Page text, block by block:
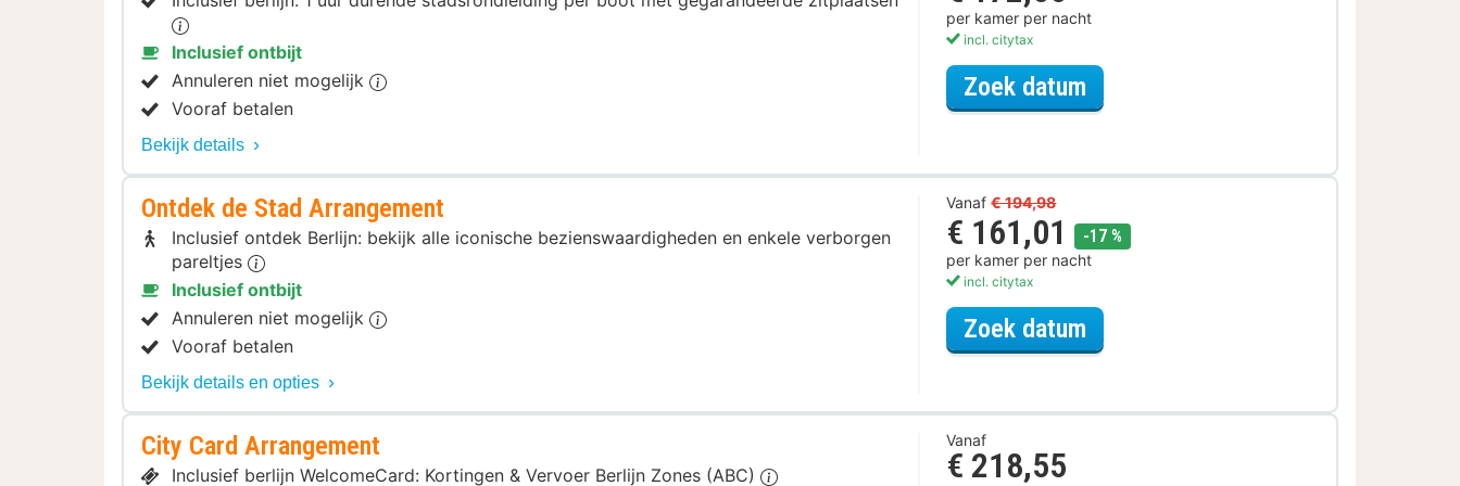
Inclusief ontbijt
Annuleren niet mogelijk
Vooraf betalen
Bekijk details
per kamer per nacht
incl. citytax
Zoek datum
Ontdek de Stad Arrangement
Inclusief ontdek Berlijn: bekijk alle iconische bezienswaardigheden en enkele verborgen
pareltjes
Inclusief ontbijt
Annuleren niet mogelijk
Vooraf betalen
Bekijk details en opties
Vanaf € 194,98
€ 161,01 -17 %
per kamer per nacht
incl. citytax
Zoek datum
City Card Arrangement
Inclusief berlijn WelcomeCard: Kortingen & Vervoer Berlijn Zones (ABC)
Vanaf
€ 218,55